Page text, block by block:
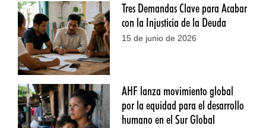
Tres Demandas Clave para Acabar
con la Injusticia de la Deuda
15 de junio de 2026
AHF lanza movimiento global
por la equidad para el desarrollo
humano en el Sur Global